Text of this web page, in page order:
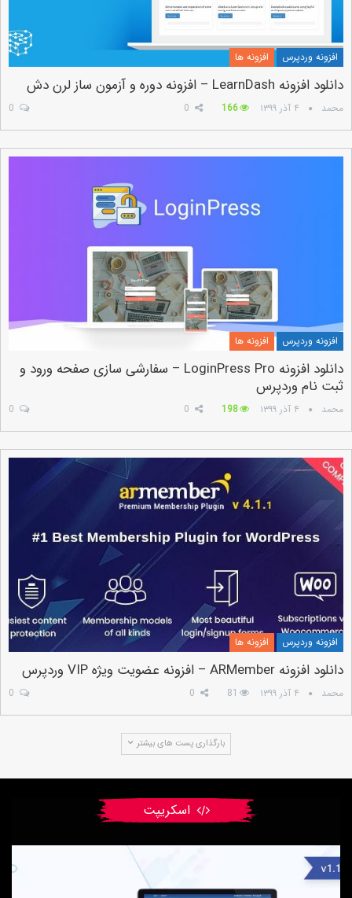
افزونه وردپرس افزونه ها
دانلود افزونه LearnDash – افزونه دوره و آزمون ساز لرن دش
محمد ۴ آذر ۱۳۹۹ 166
افزونه وردپرس افزونه ها
دانلود افزونه LoginPress Pro – سفارشی سازی صفحه ورود و
ثبت نام وردپرس
محمد ۴ آذر ۱۳۹۹ 198
افزونه وردپرس افزونه ها
دانلود افزونه ARMember – افزونه عضویت ویژه VIP وردپرس
محمد ۴ آذر ۱۳۹۹ 81
بارگذاری پست های بیشتر
اسکریپت